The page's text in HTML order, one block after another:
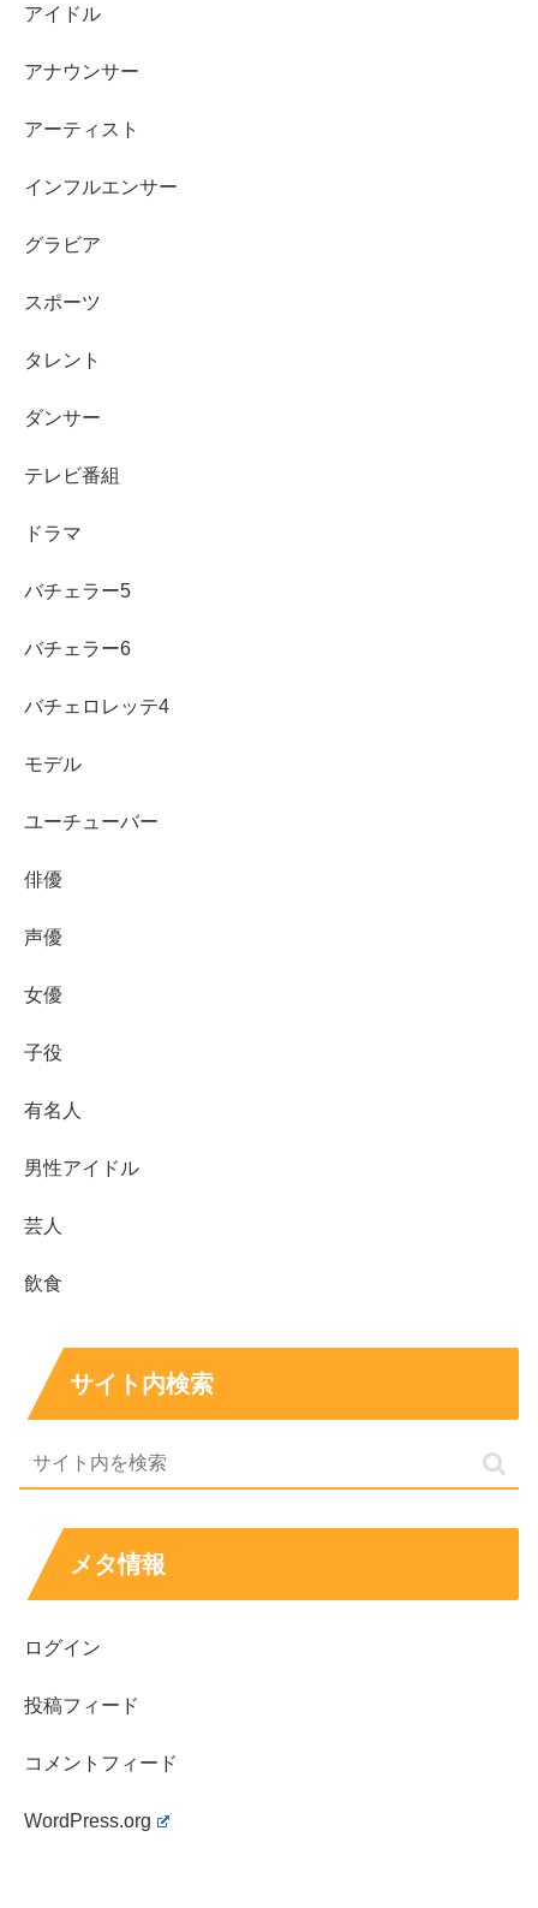
プだと感じさせます。billlieハルナの魅力は、派手に語ら
すいところです。
て見ると、印象が変わるかもしれません。
Billlieとしての経歴：デビューとポジションの整
billlieハルナはBilllieのメンバーとしてデビューし、グルー
ます。ステージではダンスのキレやリズムの取り方が見ど
ころで、歌でも要所を支える役割を担います。
グループは作品ごとに世界観が変わりやすく、表現の幅が
変えられる点が強みです。
は、本人の努力だけでどうにかなる問題ではありません。
か」よりも、
billlieハルナとBilllieが、安心してステージに立てる状況が
す。
れている情報を表にまとめます。
表」として整理します。
出身
日本、大阪
身長・体重
ポジション
サブダンサー、サブボーカル
特技
ダンス
所属事務所
アイドル
アナウンサー
アーティスト
インフルエンサー
グラビア
スポーツ
タレント
ダンサー
テレビ番組
ドラマ
バチェラー5
バチェラー6
バチェロレッテ4
モデル
ユーチューバー
俳優
声優
女優
子役
有名人
男性アイドル
芸人
飲食
サイト内検索
メタ情報
ログイン
投稿フィード
コメントフィード
WordPress.org